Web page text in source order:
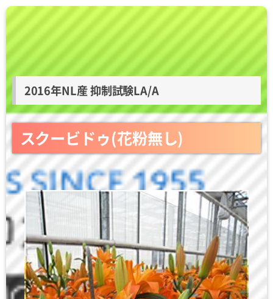
2016年NL産 抑制試験LA/A
スクービドゥ(花粉無し)